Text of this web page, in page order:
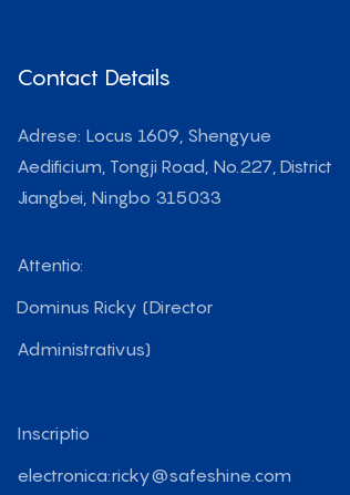
Contact Details
Adrese: Locus 1609, Shengyue
Aedificium, Tongji Road, No.227, District
Jiangbei, Ningbo 315033
Attentio:
Dominus Ricky (Director
Administrativus)
Inscriptio
electronica:ricky@safeshine.com